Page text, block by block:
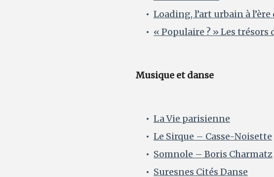
Loading, l’art urbain à
« Populaire ? » Les
Musique et danse
La Vie parisienne
Le Sirque – Casse-Noisette
Somnole – Boris Charmatz
Suresnes Cités Danse